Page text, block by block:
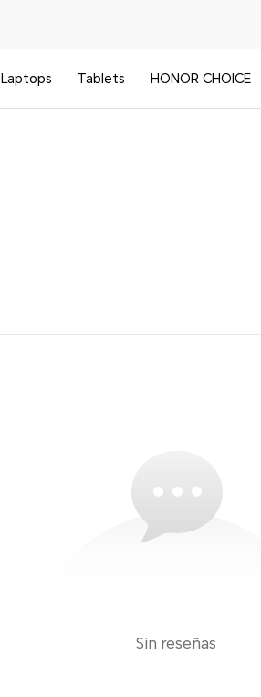
Laptops Tablets HONOR CHOICE
Sin reseñas